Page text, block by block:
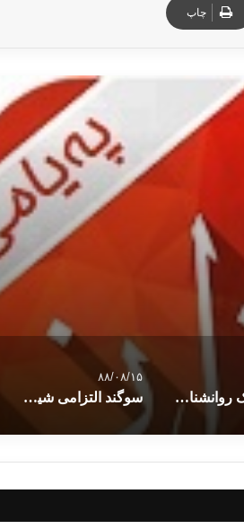
چاپ
دو نامه یک روانشناس به دخترش !
۸۸/۰۸/۱۵
سوگند التزامی شیطان در قرآن